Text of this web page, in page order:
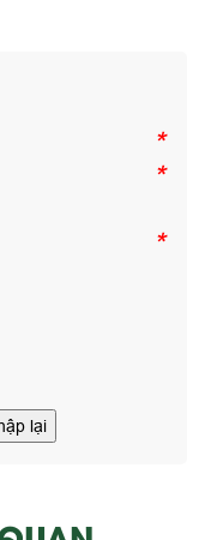
*
*
*
lại